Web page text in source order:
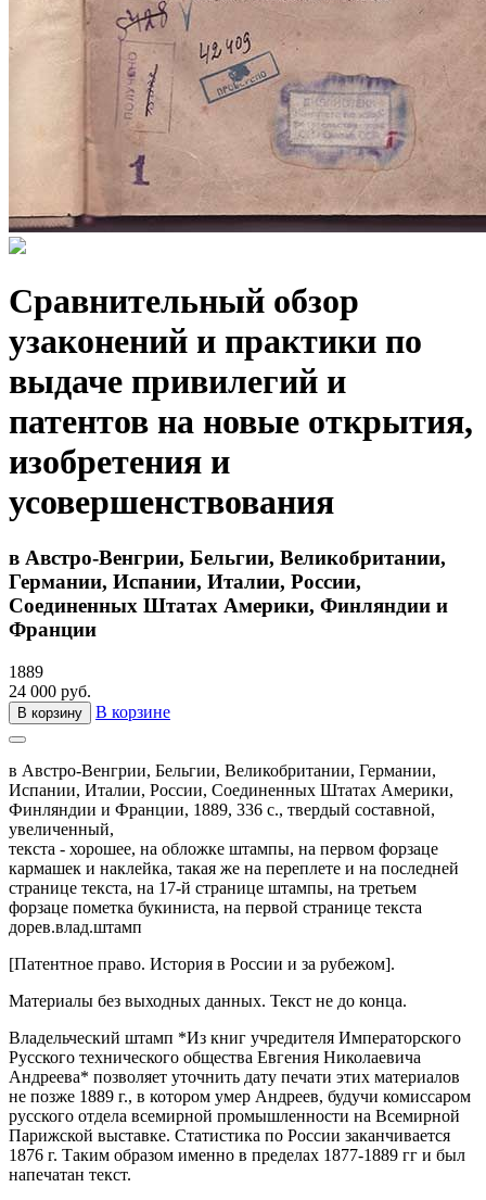
Сравнительный обзор
узаконений и практики по
выдаче привилегий и
патентов на новые открытия,
изобретения и
усовершенствования
в Австро-Венгрии, Бельгии, Великобритании,
Германии, Испании, Италии, России,
Соединенных Штатах Америки, Финляндии и
Франции
1889
24 000 руб.
В корзину В корзине
в Австро-Венгрии, Бельгии, Великобритании, Германии,
Испании, Италии, России, Соединенных Штатах Америки,
Финляндии и Франции, 1889, 336 с., твердый составной,
увеличенный,
текста - хорошее, на обложке штампы, на первом форзаце
кармашек и наклейка, такая же на переплете и на последней
странице текста, на 17-й странице штампы, на третьем
форзаце пометка букиниста, на первой странице текста
дорев.влад.штамп
[Патентное право. История в России и за рубежом].
Материалы без выходных данных. Текст не до конца.
Владельческий штамп *Из книг учредителя Императорского
Русского технического общества Евгения Николаевича
Андреева* позволяет уточнить дату печати этих материалов
не позже 1889 г., в котором умер Андреев, будучи комиссаром
русского отдела всемирной промышленности на Всемирной
Парижской выставке. Статистика по России заканчивается
1876 г. Таким образом именно в пределах 1877-1889 гг и был
напечатан текст.